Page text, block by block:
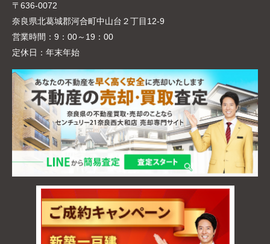
〒636-0072
奈良県北葛城郡河合町中山台２丁目12-9
営業時間： 9：00～19：00
定休日： 年末年始